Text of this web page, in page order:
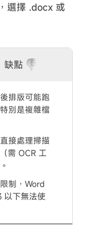
選擇 .docx 或
缺點
排版可能跑
別是複雜檔
接處理掃描
需 OCR 工
制，Word
以下無法使